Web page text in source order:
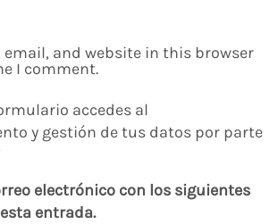
email, and website in this browser
I comment.
accedes al
y gestión de tus datos por parte
electrónico con los siguientes
entrada.